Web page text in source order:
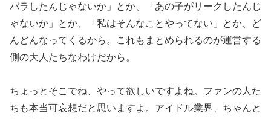
バラしたんじゃないか」とか、「あの子がリークしたんじ
ゃないか」とか、「私はそんなことやってない」とか、ど
んどんなってくるから。これもまとめられるのが運営する
側の大人たちなわけだから。
ちょっとそこでね、やって欲しいですよね。ファンの人た
ちも本当可哀想だと思いますよ。アイドル業界、ちゃんと